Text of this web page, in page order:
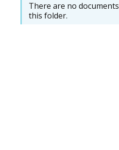
There are no
this folder.